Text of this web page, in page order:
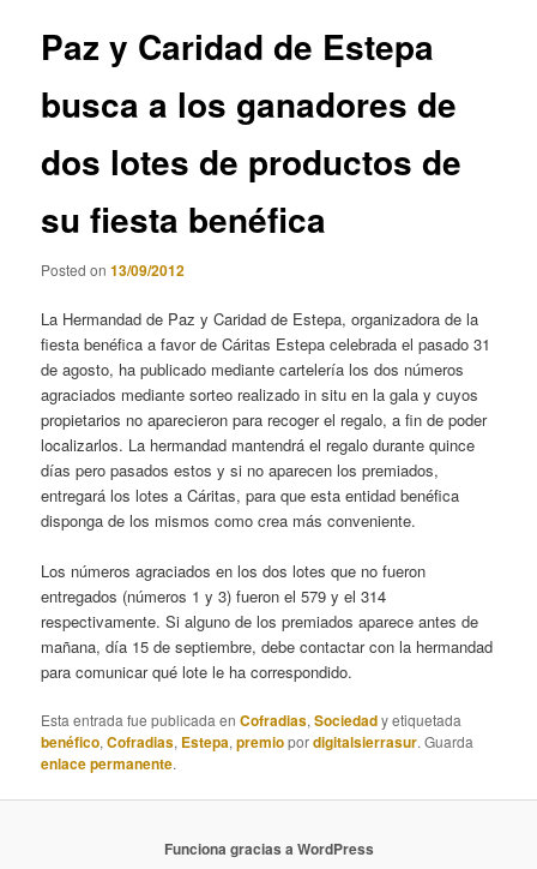
Paz y Caridad de Estepa
busca a los ganadores de
dos lotes de productos de
su fiesta benéfica
Posted on13/09/2012
La Hermandad de Paz y Caridad de Estepa, organizadora de la
fiesta benéfica a favor de Cáritas Estepa celebrada el pasado 31
de agosto, ha publicado mediante cartelería los dos números
agraciados mediante sorteo realizado in situ en la gala y cuyos
propietarios no aparecieron para recoger el regalo, a fin de poder
localizarlos. La hermandad mantendrá el regalo durante quince
días pero pasados estos y si no aparecen los premiados,
entregará los lotes a Cáritas, para que esta entidad benéfica
disponga de los mismos como crea más conveniente.
Los números agraciados en los dos lotes que no fueron
entregados (números 1 y 3) fueron el 579 y el 314
respectivamente. Si alguno de los premiados aparece antes de
mañana, día 15 de septiembre, debe contactar con la hermandad
para comunicar qué lote le ha correspondido.
Esta entrada fue publicada enCofradias,Sociedady etiquetada
benéfico,Cofradias, Estepa,premiopordigitalsierrasur. Guarda
enlace permanente.
Funciona gracias a WordPress